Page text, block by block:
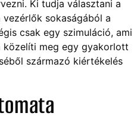
Ki tudja választani a
sokaságából a
csak egy szimuláció, ami
közelíti meg egy gyakorlott
származó kiértékelés